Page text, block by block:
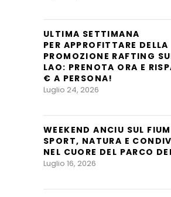
ULTIMA SETTIMANA
PER APPROFITTARE DELLA
PROMOZIONE RAFTING
LAO: PRENOTA ORA E
€ A PERSONA!
Luglio 24, 2026
WEEKEND ANCIU SUL
SPORT, NATURA E
NEL CUORE DEL PARCO
Luglio 16, 2026